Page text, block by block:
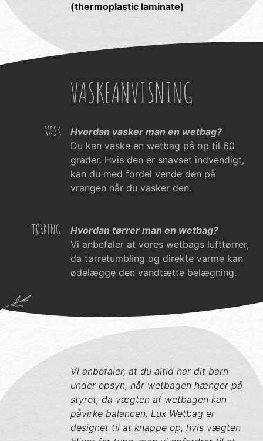
(thermoplastic laminate)
VASKEANVISNING
VASK
Hvordan vasker man en wetbag?
Du kan vaske en wetbag på op til 60
grader. Hvis den er snavset indvendigt,
kan du med fordel vende den på
vrangen når du vasker den.
TØRRING
Hvordan tørrer man en wetbag?
Vi anbefaler at vores wetbags lufttørrer,
da tørretumbling og direkte varme kan
ødelægge den vandtætte belægning.
Vi anbefaler, at du altid har dit barn
under opsyn, når wetbagen hænger på
styret, da vægten af wetbagen kan
påvirke balancen. Lux Wetbag er
designet til at knappe op, hvis vægten